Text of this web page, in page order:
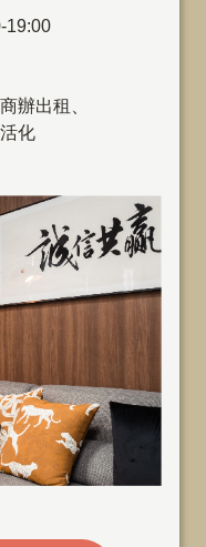
19:00
商辦出租
化